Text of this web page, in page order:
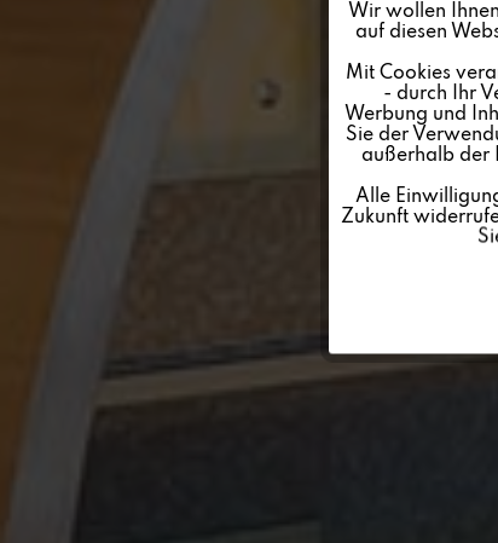
Tracking
Wir wollen
auf diesen
Mit Cookies
- durch Ihr
Werbung und
Sie der
außerhalb der
Alle
Zukunft